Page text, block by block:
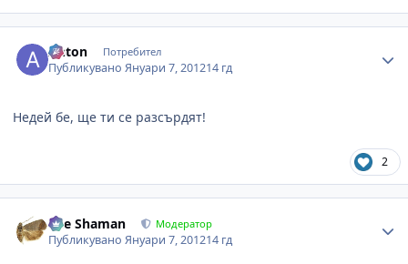
Anton Потребител
ПубликуваноЯнуари 7, 201214 гд
Недей бе, ще ти се разсърдят!
2
The Shaman Модератор
ПубликуваноЯнуари 7, 201214 гд